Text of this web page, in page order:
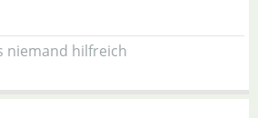
niemand hilfreich